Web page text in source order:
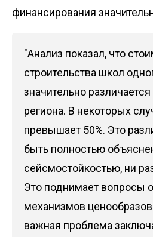
финансирования
"Анализ показал, что
строительства школ
значительно
региона. В некоторых
превышает 50%. Это
быть полностью
сейсмостойкостью, ни
Это поднимает вопросы
механизмов
важная проблема